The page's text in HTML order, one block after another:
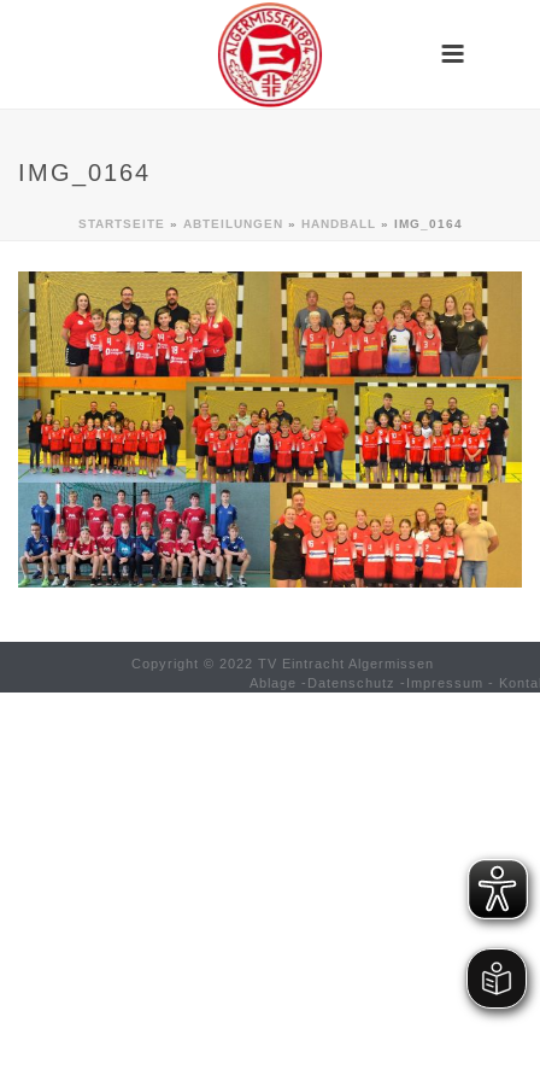
IMG_0164
STARTSEITE » ABTEILUNGEN » HANDBALL » IMG_0164
Copyright © 2022 TV Eintracht Algermissen
Ablage - Datenschutz - Impressum -